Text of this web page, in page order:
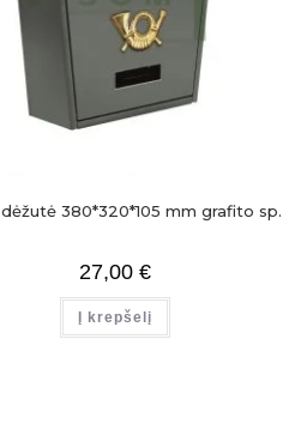
380*320*105 mm grafito sp.
27,00 €
Į krepšelį